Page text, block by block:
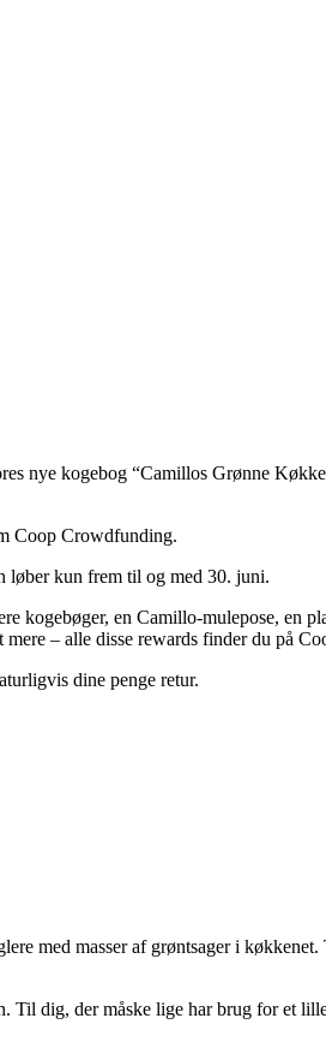
nye kogebog “Camillos Grønne
Coop Crowdfunding.
løber kun frem til og med 30. juni.
kogebøger, en Camillo-mulepose,
– alle disse rewards finder du på
dine penge retur.
med masser af grøntsager i
dig, der måske lige har brug for et